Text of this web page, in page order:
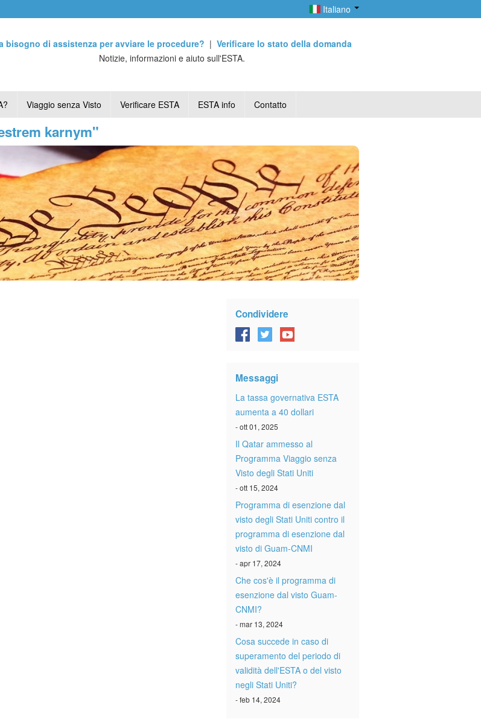
Italiano
bisogno di assistenza per avviare le procedure? | Verificare lo stato della domanda
Notizie, informazioni e aiuto sull'ESTA.
Viaggio senza Visto Verificare ESTA ESTA info Contatto
karnym"
Condividere
Messaggi
La tassa governativa ESTA
aumenta a 40 dollari
- ott 01, 2025
Il Qatar ammesso al
Programma Viaggio senza
Visto degli Stati Uniti
- ott 15, 2024
Programma di esenzione dal
visto degli Stati Uniti contro il
programma di esenzione dal
visto di Guam-CNMI
- apr 17, 2024
Che cos'è il programma di
esenzione dal visto Guam-
CNMI?
- mar 13, 2024
Cosa succede in caso di
superamento del periodo di
validità dell'ESTA o del visto
negli Stati Uniti?
- feb 14, 2024